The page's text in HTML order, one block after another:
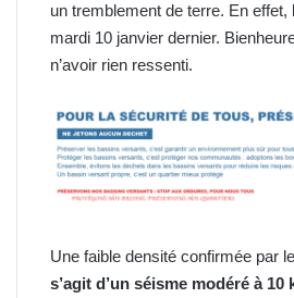
un tremblement de terre. En
mardi 10 janvier dernier.
n’avoir rien ressenti.
Une faible densité confirmée par
s’agit d’un séisme modéré à